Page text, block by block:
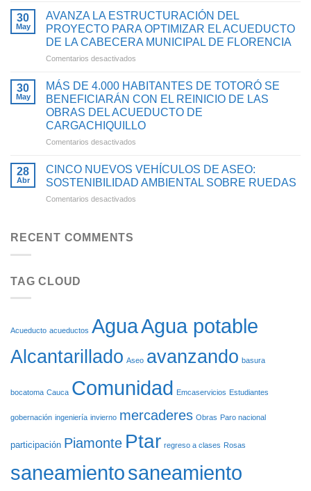
INVERSIONES
QUE
FORTALECEN
EL
AGUA
POTABLE
Y
SANEAMIENTO
BÁSICO
CAUCA
DE
4.900
HABITANTES
DE
BENEFICIARÁN
CON
PROYECTO
PARA
OPTIMIZAR
DE
ACUEDUCTO
30
May
AVANZA LA ESTRUCTURACIÓN DEL
PROYECTO PARA OPTIMIZAR EL ACUEDUCTO
DE LA CABECERA MUNICIPAL DE FLORENCIA
Comentarios desactivados
LA
ESTRUCTURACIÓN
DEL
PROYECTO
PARA
ACUEDUCTO
DE
LA
30
May
MÁS DE 4.000 HABITANTES DE TOTORÓ SE
BENEFICIARÁN CON EL REINICIO DE LAS
OBRAS DEL ACUEDUCTO DE
CARGACHIQUILLO
Comentarios desactivados
DE
4.000
HABITANTES
DEL
ACUEDUCTO
CARGACHIQUILLO
28
Abr
CINCO NUEVOS VEHÍCULOS DE ASEO:
SOSTENIBILIDAD AMBIENTAL SOBRE RUEDAS
Comentarios desactivados
RECENT COMMENTS
TAG CLOUD
Acueducto acueductos AguaAgua potable
Alcantarillado Aseo avanzando basura
bocatoma Cauca Comunidad Emcaservicios Estudiantes
gobernación ingeniería invierno mercaderes Obras Paro nacional
participación Piamonte Ptar regreso a clases Rosas
saneamientosaneamiento